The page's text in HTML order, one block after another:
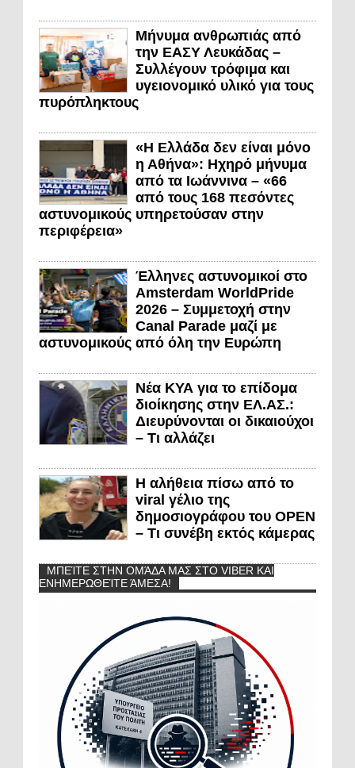
Μήνυμα ανθρωπιάς από
την ΕΑΣΥ Λευκάδας –
Συλλέγουν τρόφιμα και
υγειονομικό υλικό για τους
πυρόπληκτους
«Η Ελλάδα δεν είναι μόνο
η Αθήνα»: Ηχηρό μήνυμα
από τα Ιωάννινα – «66
από τους 168 πεσόντες
αστυνομικούς υπηρετούσαν στην
περιφέρεια»
Έλληνες αστυνομικοί στο
Amsterdam WorldPride
2026 – Συμμετοχή στην
Canal Parade μαζί με
αστυνομικούς από όλη την Ευρώπη
Νέα ΚΥΑ για το επίδομα
διοίκησης στην ΕΛ.ΑΣ.:
Διευρύνονται οι δικαιούχοι
– Τι αλλάζει
Η αλήθεια πίσω από το
viral γέλιο της
δημοσιογράφου του OPEN
– Τι συνέβη εκτός κάμερας
ΜΠΕΊΤΕ ΣΤΗΝ ΟΜΆΔΑ ΜΑΣ ΣΤΟ VIBER ΚΑΙ
ΕΝΗΜΕΡΩΘΕΊΤΕ ΆΜΕΣΑ!